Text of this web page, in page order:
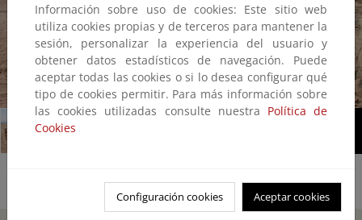
1/1
Información sobre uso de cookies: Este sitio web
utiliza cookies propias y de terceros para mantener la
sesión, personalizar la experiencia del usuario y
obtener datos estadísticos de navegación. Puede
aceptar todas las cookies o si lo desea configurar qué
tipo de cookies permitir. Para más información sobre
las cookies utilizadas consulte nuestra Política de
Cookies
Configuración cookies Aceptar cookies